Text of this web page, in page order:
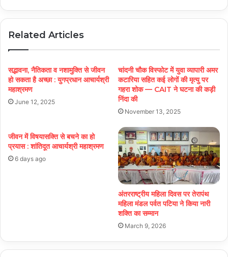
Related Articles
सद्भावना, नैतिकता व नशामुक्ति से जीवन
हो सकता है अच्छा : युगप्रधान आचार्यश्री
महाश्रमण
June 12, 2025
चांदनी चौक विस्फोट में युवा व्यापारी अमर
कटारिया सहित कई लोगों की मृत्यु पर
गहरा शोक — CAIT ने घटना की कड़ी
निंदा की
November 13, 2025
जीवन में विषयासक्ति से बचने का हो
प्रयास : शांतिदूत आचार्यश्री महाश्रमण
6 days ago
अंतरराष्ट्रीय महिला दिवस पर तेरापंथ
महिला मंडल पर्वत पटिया ने किया नारी
शक्ति का सम्मान
March 9, 2026